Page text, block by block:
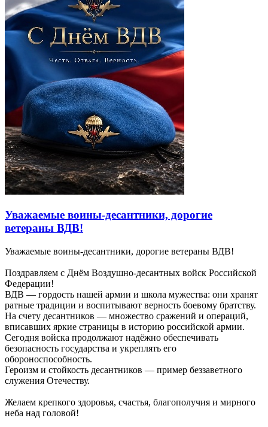
Уважаемые воины‑десантники, дорогие
ветераны ВДВ!
Уважаемые воины‑десантники, дорогие ветераны ВДВ!
Поздравляем с Днём Воздушно‑десантных войск Российской
Федерации!
ВДВ — гордость нашей армии и школа мужества: они хранят
ратные традиции и воспитывают верность боевому братству.
На счету десантников — множество сражений и операций,
вписавших яркие страницы в историю российской армии.
Сегодня войска продолжают надёжно обеспечивать
безопасность государства и укреплять его
обороноспособность.
Героизм и стойкость десантников — пример беззаветного
служения Отечеству.
Желаем крепкого здоровья, счастья, благополучия и мирного
неба над головой!